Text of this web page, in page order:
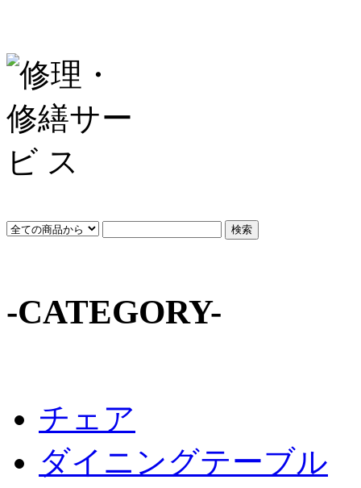
-CATEGORY-
チェア
ダイニングテーブル